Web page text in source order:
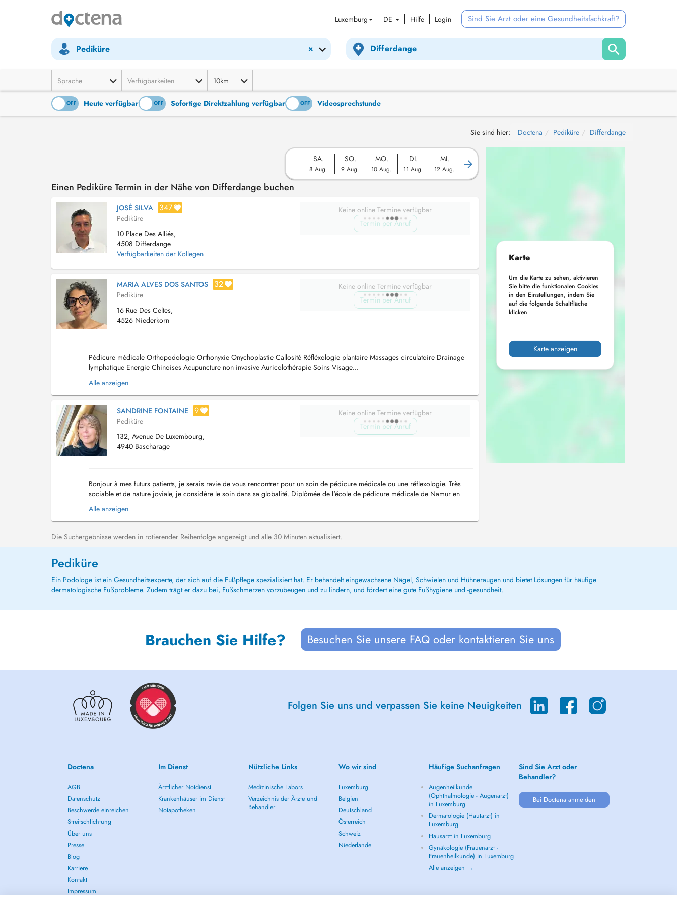
Luxemburg DE Hilfe Login Sind Sie Arzt oder eine Gesundheitsfachkraft?
×
Pediküre
Sprache Verfügbarkeiten 10km
OFF Heute verfügbar
ON OFF Sofortige Direktzahlung verfügbar
ON OFF Videosprechstunde
Sie sind hier: Doctena Pediküre Differdange
SA.
8 Aug.
SO.
9 Aug.
MO.
10 Aug.
DI.
11 Aug.
MI.
12 Aug.
Einen Pediküre Termin in der Nähe von Differdange buchen
JOSÉ SILVA 347
Pediküre
10 Place Des Alliés,
4508 Differdange
Verfügbarkeiten der Kollegen
Keine online Termine verfügbar
Termin per Anruf
MARIA ALVES DOS SANTOS 32
Pediküre
16 Rue Des Celtes,
4526 Niederkorn
Keine online Termine verfügbar
Termin per Anruf
Pédicure médicale Orthopodologie Orthonyxie Onychoplastie Callosité Réfléxologie plantaire Massages circulatoire Drainage
lymphatique Energie Chinoises Acupuncture non invasive Auricolothérapie Soins Visage...
Alle anzeigen
SANDRINE FONTAINE 9
Pediküre
132, Avenue De Luxembourg,
4940 Bascharage
Keine online Termine verfügbar
Termin per Anruf
Bonjour à mes futurs patients, je serais ravie de vous rencontrer pour un soin de pédicure médicale ou une réflexologie. Très
sociable et de nature joviale, je considère le soin dans sa globalité. Diplômée de l'école de pédicure médicale de Namur en
2007 et formée à la réflexologie depuis 2010 j...
Alle anzeigen
Die Suchergebnisse werden in rotierender Reihenfolge angezeigt und alle 30 Minuten aktualisiert.
Karte
Um die Karte zu sehen, aktivieren
Sie bitte die funktionalen Cookies
in den Einstellungen, indem Sie
auf die folgende Schaltfläche
klicken
Karte anzeigen
Pediküre
Ein Podologe ist ein Gesundheitsexperte, der sich auf die Fußpflege spezialisiert hat. Er behandelt eingewachsene Nägel, Schwielen und Hühneraugen und bietet Lösungen für häufige
dermatologische Fußprobleme. Zudem trägt er dazu bei, Fußschmerzen vorzubeugen und zu lindern, und fördert eine gute Fußhygiene und -gesundheit.
Brauchen Sie Hilfe? Besuchen Sie unsere FAQ oder kontaktieren Sie uns
Folgen Sie uns und verpassen Sie keine Neuigkeiten
Doctena
AGB
Datenschutz
Beschwerde einreichen
Streitschlichtung
Über uns
Presse
Blog
Karriere
Kontakt
Impressum
Im Dienst
Ärztlicher Notdienst
Krankenhäuser im Dienst
Notapotheken
Nützliche Links
Medizinische Labors
Verzeichnis der Ärzte und
Behandler
Wo wir sind
Luxemburg
Belgien
Deutschland
Österreich
Schweiz
Niederlande
Häufige Suchanfragen
Augenheilkunde
(Ophthalmologie - Augenarzt)
in Luxemburg
Dermatologie (Hautarzt) in
Luxemburg
Hausarzt in Luxemburg
Gynäkologie (Frauenarzt -
Frauenheilkunde) in Luxemburg
Alle anzeigen →
Sind Sie Arzt oder
Behandler?
Bei Doctena anmelden